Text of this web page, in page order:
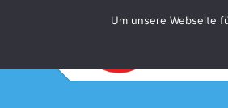
Um unsere Webseite